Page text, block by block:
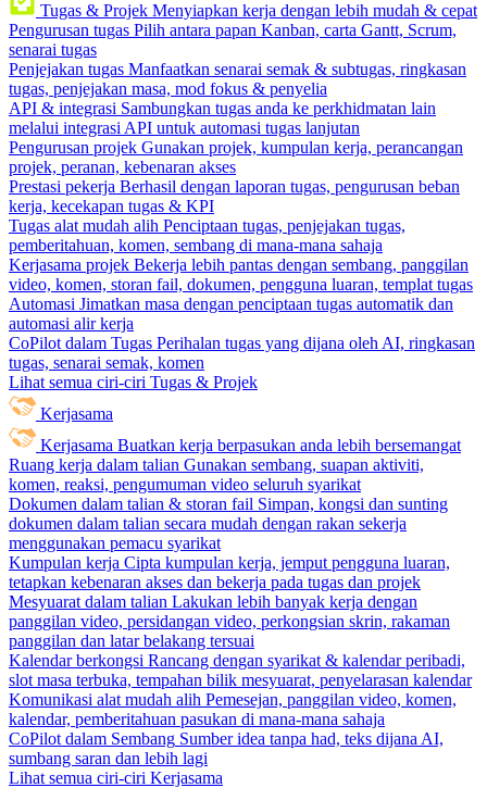
Tugas & Projek Menyiapkan kerja dengan lebih mudah & cepat
Pengurusan tugas Pilih antara papan Kanban, carta Gantt, Scrum,
senarai tugas
Penjejakan tugas Manfaatkan senarai semak & subtugas, ringkasan
tugas, penjejakan masa, mod fokus & penyelia
API & integrasi Sambungkan tugas anda ke perkhidmatan lain
melalui integrasi API untuk automasi tugas lanjutan
Pengurusan projek Gunakan projek, kumpulan kerja, perancangan
projek, peranan, kebenaran akses
Prestasi pekerja Berhasil dengan laporan tugas, pengurusan beban
kerja, kecekapan tugas & KPI
Tugas alat mudah alih Penciptaan tugas, penjejakan tugas,
pemberitahuan, komen, sembang di mana-mana sahaja
Kerjasama projek Bekerja lebih pantas dengan sembang, panggilan
video, komen, storan fail, dokumen, pengguna luaran, templat tugas
Automasi Jimatkan masa dengan penciptaan tugas automatik dan
automasi alir kerja
CoPilot dalam Tugas Perihalan tugas yang dijana oleh AI, ringkasan
tugas, senarai semak, komen
Lihat semua ciri-ciri Tugas & Projek
Kerjasama
Kerjasama Buatkan kerja berpasukan anda lebih bersemangat
Ruang kerja dalam talian Gunakan sembang, suapan aktiviti,
komen, reaksi, pengumuman video seluruh syarikat
Dokumen dalam talian & storan fail Simpan, kongsi dan sunting
dokumen dalam talian secara mudah dengan rakan sekerja
menggunakan pemacu syarikat
Kumpulan kerja Cipta kumpulan kerja, jemput pengguna luaran,
tetapkan kebenaran akses dan bekerja pada tugas dan projek
Mesyuarat dalam talian Lakukan lebih banyak kerja dengan
panggilan video, persidangan video, perkongsian skrin, rakaman
panggilan dan latar belakang tersuai
Kalendar berkongsi Rancang dengan syarikat & kalendar peribadi,
slot masa terbuka, tempahan bilik mesyuarat, penyelarasan kalendar
Komunikasi alat mudah alih Pemesejan, panggilan video, komen,
kalendar, pemberitahuan pasukan di mana-mana sahaja
CoPilot dalam Sembang Sumber idea tanpa had, teks dijana AI,
sumbang saran dan lebih lagi
Lihat semua ciri-ciri Kerjasama